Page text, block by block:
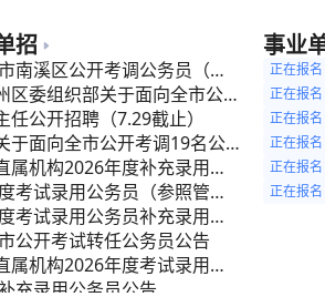
招
南溪区公开考调公务员（参
公告
区委组织部关于面向全市公开
照管理人员）的公告
任公开招聘（7.29截止）
于面向全市公开考调19名公
员)的公告
属机构2026年度补充录用公
考试录用公务员（参照管理
录用公告
考试录用公务员补充录用公
公开考试转任公务员公告
属机构2026年度考试录用公
充录用公务员公告
事业
正在报名
正在报名
正在报名
正在报名
正在报名
正在报名